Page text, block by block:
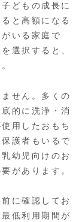
どもの成長に
と高額になる
いる家庭で
選択すると、
せん。多くの
的に洗浄・消
用したおもち
護者もいるで
幼児向けのお
があります。
に確認してお
低利用期間が